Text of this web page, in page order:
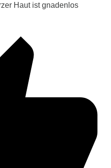
Haut ist gnadenlos